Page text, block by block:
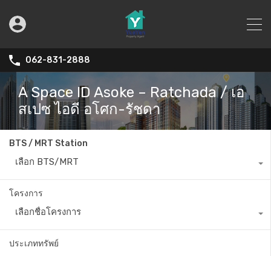
062-831-2888
A Space ID Asoke – Ratchada / เอ
สเปซ ไอดี อโศก-รัชดา
BTS / MRT Station
เลือก BTS/MRT
โครงการ
เลือกชื่อโครงการ
ประเภททรัพย์